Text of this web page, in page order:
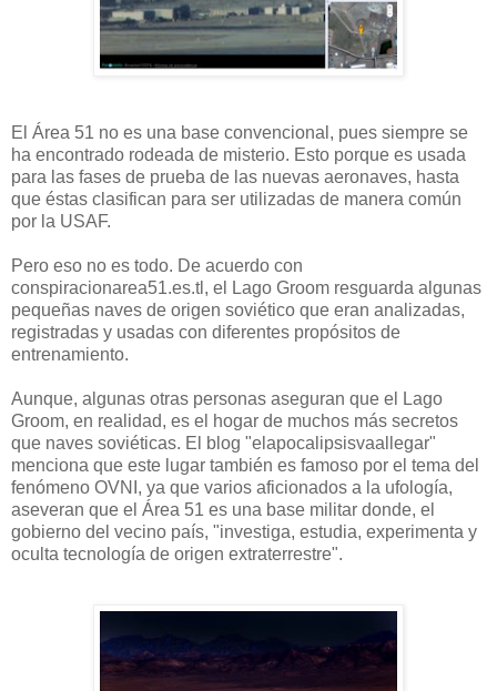
El Área 51 no es una base convencional, pues siempre se
ha encontrado rodeada de misterio. Esto porque es usada
para las fases de prueba de las nuevas aeronaves, hasta
que éstas clasifican para ser utilizadas de manera común
por la USAF.
Pero eso no es todo. De acuerdo con
conspiracionarea51.es.tl, el Lago Groom resguarda algunas
pequeñas naves de origen soviético que eran analizadas,
registradas y usadas con diferentes propósitos de
entrenamiento.
Aunque, algunas otras personas aseguran que el Lago
Groom, en realidad, es el hogar de muchos más secretos
que naves soviéticas. El blog "elapocalipsisvaallegar"
menciona que este lugar también es famoso por el tema del
fenómeno OVNI, ya que varios aficionados a la ufología,
aseveran que el Área 51 es una base militar donde, el
gobierno del vecino país, "investiga, estudia, experimenta y
oculta tecnología de origen extraterrestre".